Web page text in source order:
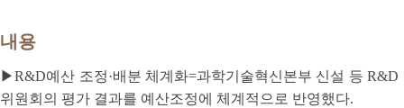
내용
▶R&D예산 조정·배분 체계화=과학기술혁신본부 신설 등
위원회의 평가 결과를 예산조정에 체계적으로 반영했다.